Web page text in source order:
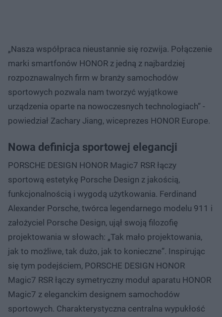
„Nasza współpraca nieustannie się rozwija. Połączenie
marki smartfonów HONOR z jedną z najbardziej
rozpoznawalnych firm w branży samochodów
sportowych pozwala nam tworzyć wyjątkowe
urządzenia oparte na nowoczesnych technologiach” -
powiedział Zachary Jiang, wiceprezes HONOR Europe.
Nowa definicja sportowej elegancji
PORSCHE DESIGN HONOR Magic7 RSR łączy
sportową estetykę Porsche Design z jakością,
funkcjonalnością i wygodą użytkowania. Ferdinand
Alexander Porsche, twórca legendarnego modelu 911 i
założyciel Porsche Design, ujął swoją filozofię
projektowania w słowach: „Tak mało projektowania,
jak to możliwe, tak dużo, jak to konieczne”. Inspirując
się tym podejściem, PORSCHE DESIGN HONOR
Magic7 RSR łączy symetryczny moduł aparatu HONOR
Magic7 z eleganckim designem samochodów
sportowych. Charakterystyczna centralna wypukłość